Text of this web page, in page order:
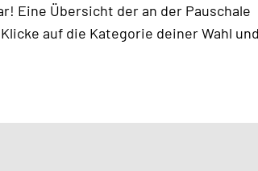
Eine Übersicht der an der Pauschale
auf die Kategorie deiner Wahl